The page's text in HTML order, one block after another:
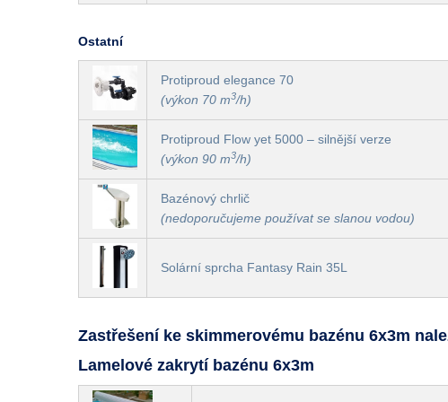
Ostatní
Protiproud elegance 70
(výkon 70 m3/h)
Protiproud Flow yet 5000 – silnější verze
(výkon 90 m3/h)
Bazénový chrlič
(nedoporučujeme používat se slanou vodou)
Solární sprcha Fantasy Rain 35L
Zastřešení ke skimmerovému bazénu 6x3m
Lamelové zakrytí bazénu 6x3m